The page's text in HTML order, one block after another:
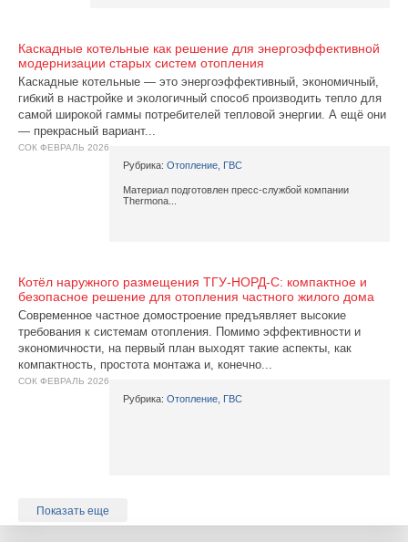
Каскадные котельные как решение для энергоэффективной
модернизации старых систем отопления
Каскадные котельные — это энергоэффективный, экономичный,
гибкий в настройке и экологичный способ производить тепло для
самой широкой гаммы потребителей тепловой энергии. А ещё они
— прекрасный вариант...
СОК ФЕВРАЛЬ 2026
Рубрика: Отопление, ГВС
Материал подготовлен пресс-службой компании
Thermona...
Котёл наружного размещения ТГУ‑НОРД‑С: компактное и
безопасное решение для отопления частного жилого дома
Современное частное домостроение предъявляет высокие
требования к системам отопления. Помимо эффективности и
экономичности, на первый план выходят такие аспекты, как
компактность, простота монтажа и, конечно...
СОК ФЕВРАЛЬ 2026
Рубрика: Отопление, ГВС
Показать еще